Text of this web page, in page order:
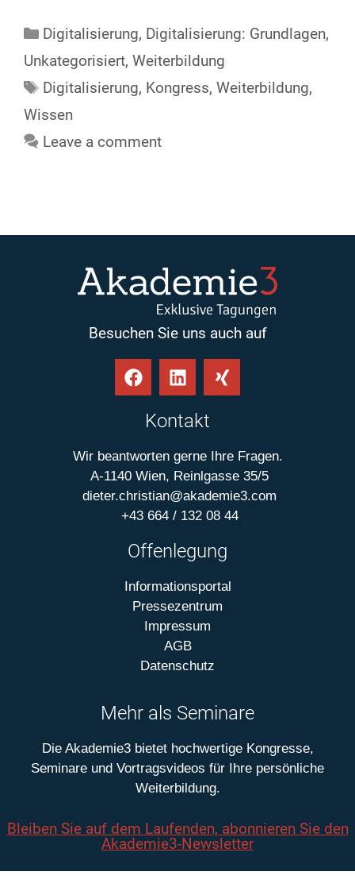
Digitalisierung, Digitalisierung: Grundlagen,
Unkategorisiert, Weiterbildung
Digitalisierung, Kongress,Weiterbildung,
Wissen
Leave a comment
Besuchen Sie uns auch auf
Kontakt
Wir beantworten gerne Ihre Fragen.
A-1140 Wien, Reinlgasse 35/5
dieter.christian@akademie3.com
+43 664 / 132 08 44
Offenlegung
Informationsportal
Pressezentrum
Impressum
AGB
Datenschutz
Mehr als Seminare
Die Akademie3 bietet hochwertige Kongresse,
Seminare und Vortragsvideos für Ihre persönliche
Weiterbildung.
Bleiben Sie auf dem Laufenden, abonnieren Sie den
Akademie3-Newsletter